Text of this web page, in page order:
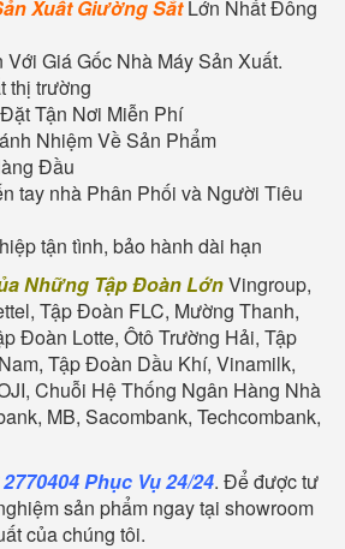
Xuất Giường SắtLớn Nhất Đông
Giá Gốc Nhà Máy Sản Xuất.
thị trường
Tận Nơi Miễn Phí
Nhiệm Về Sản Phẩm
Đầu
tay nhà Phân Phối và Người Tiêu
tận tình, bảo hành dài hạn
Những Tập Đoàn LớnVingroup,
Tập Đoàn FLC, Mường Thanh,
Đoàn Lotte, Ôtô Trường Hải, Tập
Tập Đoàn Dầu Khí, Vinamilk,
Chuỗi Hệ Thống Ngân Hàng Nhà
MB, Sacombank, Techcombank,
Phục Vụ 24/24. Để được tư
sản phẩm ngay tại showroom
của chúng tôi.